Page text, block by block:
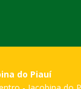
do Piauí